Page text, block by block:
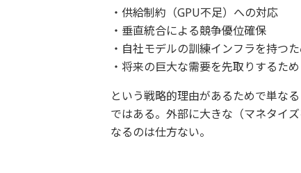
・供給制約（GPU不足）への対応
・垂直統合による競争優位確保
・自社モデルの訓練インフラを持つ
・将来の巨大な需要を先取りするため
という戦略的理由があるためで単な
ではある。外部に大きな（マネタイ
なるのは仕方ない。